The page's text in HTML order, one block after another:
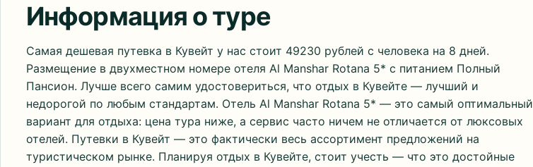
Информация о туре
Самая дешевая путевка в Кувейт у нас стоит 49230 рублей с человека на 8 дней.
Размещение в двухместном номере отеля Al Manshar Rotana 5* с питанием Полный
Пансион. Лучше всего самим удостовериться, что отдых в Кувейте — лучший и
недорогой по любым стандартам. Отель Al Manshar Rotana 5* — это самый оптимальный
вариант для отдыха: цена тура ниже, а сервис часто ничем не отличается от люксовых
отелей. Путевки в Кувейт — это фактически весь ассортимент предложений на
туристическом рынке. Планируя отдых в Кувейте, стоит учесть — что это достойные